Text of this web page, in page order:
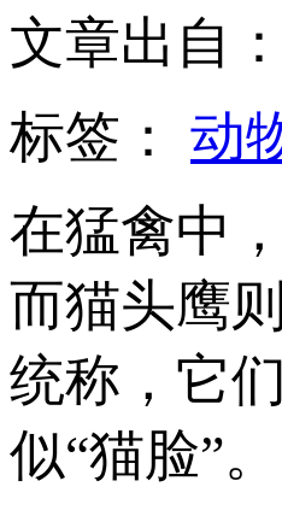
文章出自
标签： 动
在猛禽中
而猫头鹰
统称，它
似“猫脸”。